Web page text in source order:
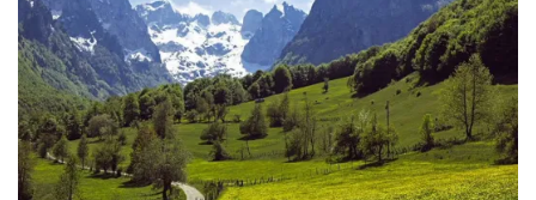
Plan aktivnosti za 2025. godinu
Putevi koje održava HPD Željezničar
Povijest Markacijske komisije